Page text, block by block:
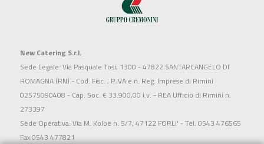
New Catering S.r.l.
Sede Legale: Via Pasquale Tosi, 1300 - 47822 SANTARCANGELO DI
ROMAGNA (RN) - Cod. Fisc. , P.IVA e n. Reg. Imprese di Rimini
02575090408 - Cap. Soc. € 33.900,00 i.v. - REA Ufficio di Rimini n.
273397
Sede Operativa: Via M. Kolbe n. 5/7, 47122 FORLI' - Tel. 0543 476565
Fax 0543 477821